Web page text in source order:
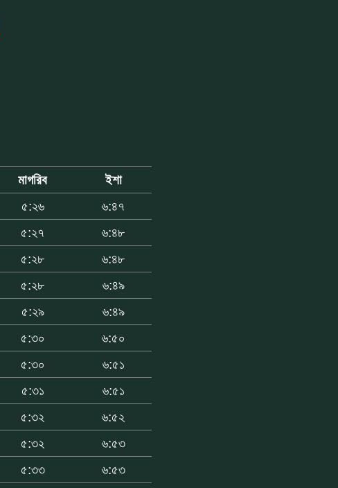
মাগরিব
ইশা
৫:২৬
৬:৪৭
৫:২৭
৬:৪৮
৫:২৮
৬:৪৮
৫:২৮
৬:৪৯
৫:২৯
৬:৪৯
৫:৩০
৬:৫০
৫:৩০
৬:৫১
৫:৩১
৬:৫১
৫:৩২
৬:৫২
৫:৩২
৬:৫৩
৫:৩৩
৬:৫৩